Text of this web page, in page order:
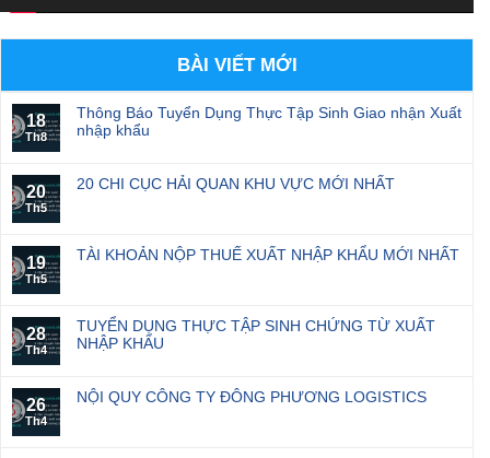
BÀI VIẾT MỚI
18
Th8
Thông Báo Tuyển Dụng Thực Tập Sinh Giao nhận Xuất
nhập khẩu
20
Th5
20 CHI CỤC HẢI QUAN KHU VỰC MỚI NHẤT
19
Th5
TÀI KHOẢN NỘP THUẾ XUẤT NHẬP KHẨU MỚI NHẤT
28
Th4
TUYỂN DỤNG THỰC TẬP SINH CHỨNG TỪ XUẤT
NHẬP KHẨU
26
Th4
NỘI QUY CÔNG TY ĐÔNG PHƯƠNG LOGISTICS